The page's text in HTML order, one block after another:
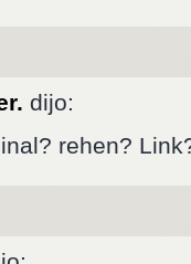
dijo:
rehen?